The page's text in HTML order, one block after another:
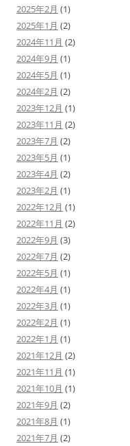
2025年2月 (1)
2025年1月 (2)
2024年11月 (2)
2024年9月 (1)
2024年5月 (1)
2024年2月 (2)
2023年12月 (1)
2023年11月 (2)
2023年7月 (2)
2023年5月 (1)
2023年4月 (2)
2023年2月 (1)
2022年12月 (1)
2022年11月 (2)
2022年9月 (3)
2022年7月 (2)
2022年5月 (1)
2022年4月 (1)
2022年3月 (1)
2022年2月 (1)
2022年1月 (1)
2021年12月 (2)
2021年11月 (1)
2021年10月 (1)
2021年9月 (2)
2021年8月 (1)
2021年7月 (2)